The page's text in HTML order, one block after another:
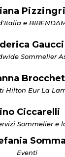
e
Gaucci
Sommelier
Hilton Eur La
Ciccarelli
Sommelier e
Somma
Eventi